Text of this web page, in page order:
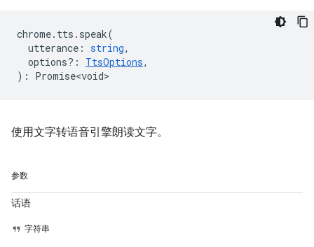
chrome. tts . speak(
utterance : string,
options? : TtsOptions,
) : Promise<void>
使用文字转语音引擎朗读文字。
参数
话语
字符串